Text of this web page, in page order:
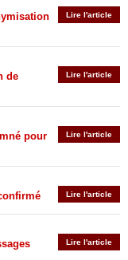
Lire l'article
Lire l'article
de
Lire l'article
pour
Lire l'article
Lire l'article